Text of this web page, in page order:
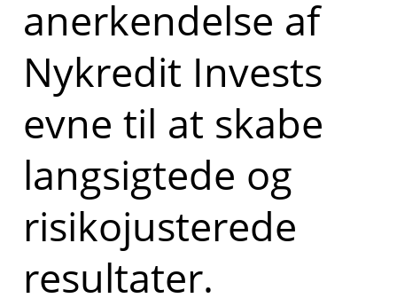
anerkendelse af
Nykredit Invests
evne til at skabe
langsigtede og
risikojusterede
resultater.